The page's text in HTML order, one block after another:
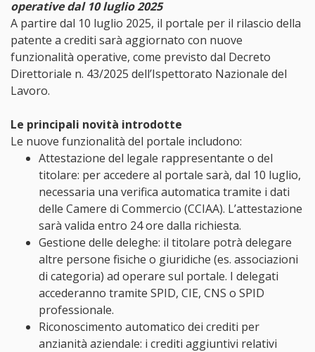
operative dal 10 luglio 2025
A partire dal 10 luglio 2025, il portale per il rilascio della
patente a crediti sarà aggiornato con nuove
funzionalità operative, come previsto dal Decreto
Direttoriale n. 43/2025 dell’Ispettorato Nazionale del
Lavoro.
Le principali novità introdotte
Le nuove funzionalità del portale includono:
Attestazione del legale rappresentante o del
titolare: per accedere al portale sarà, dal 10 luglio,
necessaria una verifica automatica tramite i dati
delle Camere di Commercio (CCIAA). L’attestazione
sarà valida entro 24 ore dalla richiesta.
Gestione delle deleghe: il titolare potrà delegare
altre persone fisiche o giuridiche (es. associazioni
di categoria) ad operare sul portale. I delegati
accederanno tramite SPID, CIE, CNS o SPID
professionale.
Riconoscimento automatico dei crediti per
anzianità aziendale: i crediti aggiuntivi relativi